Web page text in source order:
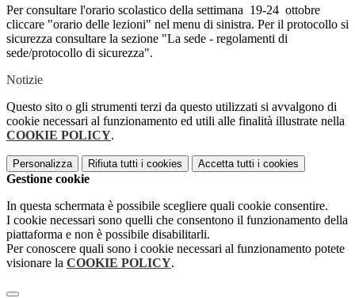
Per consultare l'orario scolastico della settimana 19-24 ottobre
cliccare "orario delle lezioni" nel menu di sinistra. Per il protocollo si
sicurezza consultare la sezione "La sede - regolamenti di
sede/protocollo di sicurezza".
Notizie
Questo sito o gli strumenti terzi da questo utilizzati si avvalgono di
cookie necessari al funzionamento ed utili alle finalità illustrate nella
COOKIE POLICY.
Personalizza Rifiuta tutti i cookies Accetta tutti i cookies
Gestione cookie
In questa schermata è possibile scegliere quali cookie consentire.
I cookie necessari sono quelli che consentono il funzionamento della
piattaforma e non è possibile disabilitarli.
Per conoscere quali sono i cookie necessari al funzionamento potete
visionare la COOKIE POLICY.